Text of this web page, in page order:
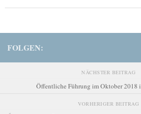
FOLGEN:
NÄCHSTER BEITRAG
Öffentliche Führung im Oktober
VORHERIGER BEITRAG